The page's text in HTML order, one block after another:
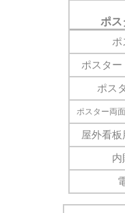
ポス
ポ
ポスター
ポス
ポスター両
屋外看板
内